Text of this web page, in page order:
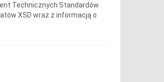
Technicznych Standardów
XSD wraz z informacją o